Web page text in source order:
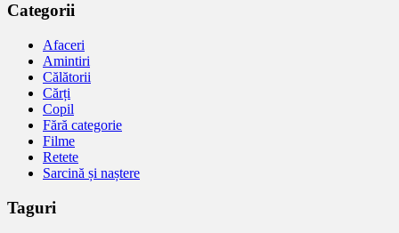
Categorii
Afaceri
Amintiri
Călătorii
Cărți
Copil
Fără categorie
Filme
Retete
Sarcină și naștere
Taguri